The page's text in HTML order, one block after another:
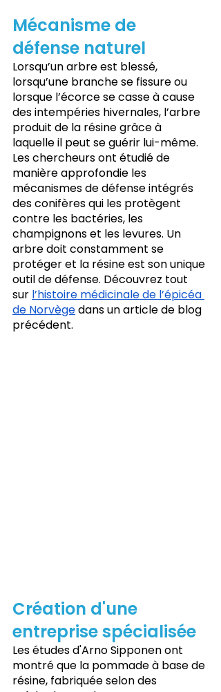
Mécanisme de
défense naturel
Lorsqu’un arbre est blessé,
lorsqu’une branche se fissure ou
lorsque l’écorce se casse à cause
des intempéries hivernales, l’arbre
produit de la résine grâce à
laquelle il peut se guérir lui-même.
Les chercheurs ont étudié de
manière approfondie les
mécanismes de défense intégrés
des conifères qui les protègent
contre les bactéries, les
champignons et les levures. Un
arbre doit constamment se
protéger et la résine est son unique
outil de défense. Découvrez tout
sur l’histoire médicinale de l’épicéa
de Norvège dans un article de blog
précédent.
Création d'une
entreprise spécialisée
Les études d'Arno Sipponen ont
montré que la pommade à base de
résine, fabriquée selon des